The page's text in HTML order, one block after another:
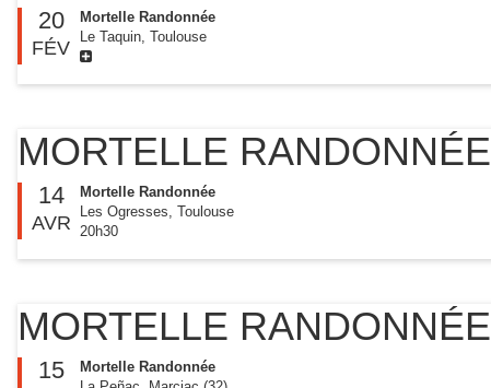
20
FÉV
Mortelle Randonnée
Le Taquin, Toulouse
MORTELLE RANDONNÉE
14
AVR
Mortelle Randonnée
Les Ogresses, Toulouse
20h30
MORTELLE RANDONNÉE
15
Mortelle Randonnée